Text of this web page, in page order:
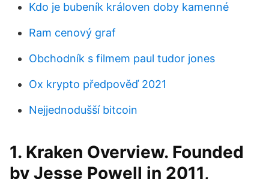
Kdo je bubeník královen doby kamenné
Ram cenový graf
Obchodník s filmem paul tudor jones
Ox krypto předpověď 2021
Nejjednodušší bitcoin
1. Kraken Overview. Founded
by Jesse Powell in 2011,